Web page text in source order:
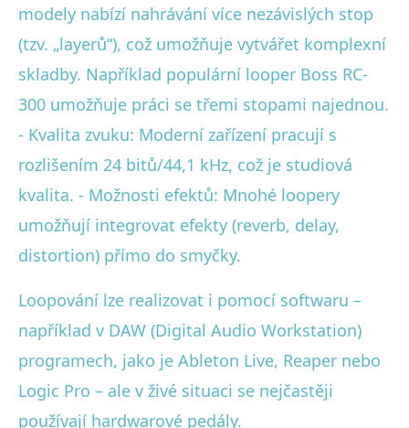
modely nabízí nahrávání více nezávislých stop
(tzv. „layerů“), což umožňuje vytvářet komplexní
skladby. Například populární looper Boss RC-
300 umožňuje práci se třemi stopami najednou.
- Kvalita zvuku: Moderní zařízení pracují s
rozlišením 24 bitů/44,1 kHz, což je studiová
kvalita. - Možnosti efektů: Mnohé loopery
umožňují integrovat efekty (reverb, delay,
distortion) přímo do smyčky.
Loopování lze realizovat i pomocí softwaru –
například v DAW (Digital Audio Workstation)
programech, jako je Ableton Live, Reaper nebo
Logic Pro – ale v živé situaci se nejčastěji
používají hardwarové pedály.